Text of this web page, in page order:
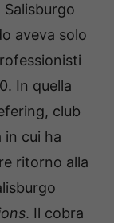
aveva solo
In quella
club
in cui ha
ritorno alla
. Il cobra